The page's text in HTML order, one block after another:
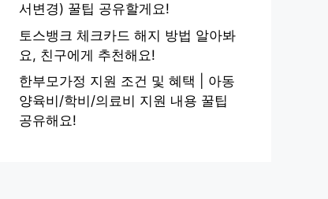
서변경) 꿀팁 공유할게요!
토스뱅크 체크카드 해지 방법 알아봐
요, 친구에게 추천해요!
한부모가정 지원 조건 및 혜택 | 아동
양육비/학비/의료비 지원 내용 꿀팁
공유해요!